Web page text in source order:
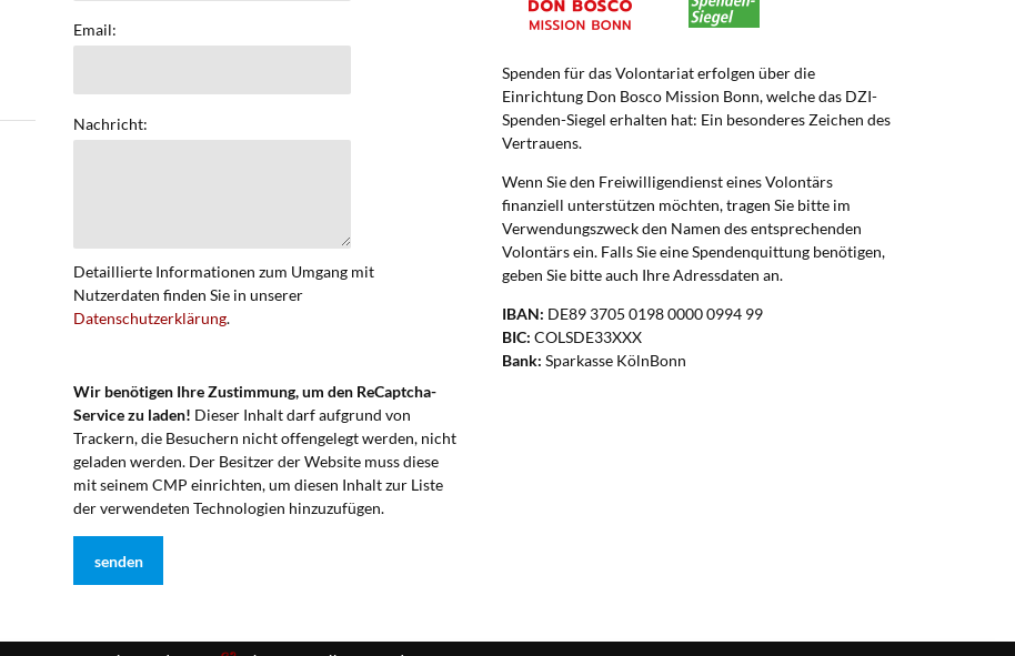
Email:
Nachricht:
Detaillierte Informationen zum Umgang mit
Nutzerdaten finden Sie in unserer
Datenschutzerklärung.
Wir benötigen Ihre Zustimmung, um den ReCaptcha-
Service zu laden! Dieser Inhalt darf aufgrund von
Trackern, die Besuchern nicht offengelegt werden, nicht
geladen werden. Der Besitzer der Website muss diese
mit seinem CMP einrichten, um diesen Inhalt zur Liste
der verwendeten Technologien hinzuzufügen.
Spenden für das Volontariat erfolgen über die
Einrichtung Don Bosco Mission Bonn, welche das DZI-
Spenden-Siegel erhalten hat: Ein besonderes Zeichen des
Vertrauens.
Wenn Sie den Freiwilligendienst eines Volontärs
finanziell unterstützen möchten, tragen Sie bitte im
Verwendungszweck den Namen des entsprechenden
Volontärs ein. Falls Sie eine Spendenquittung benötigen,
geben Sie bitte auch Ihre Adressdaten an.
IBAN: DE89 3705 0198 0000 0994 99
BIC: COLSDE33XXX
Bank: Sparkasse KölnBonn